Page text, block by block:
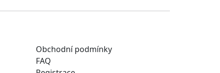
Obchodní podmínky
FAQ